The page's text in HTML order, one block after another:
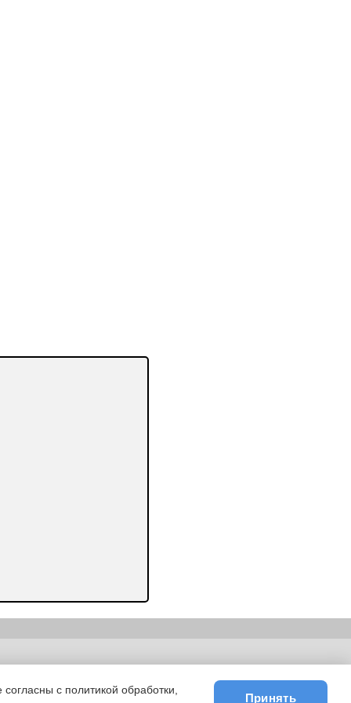
|E-mail
с политикой обработки,
Принять